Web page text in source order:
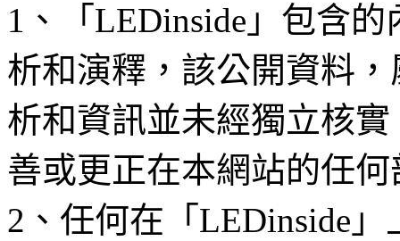
1、「LEDinside」包含
析和演釋，該公開資料
析和資訊並未經獨立核
善或更正在本網站的任
2、任何在「LEDinside